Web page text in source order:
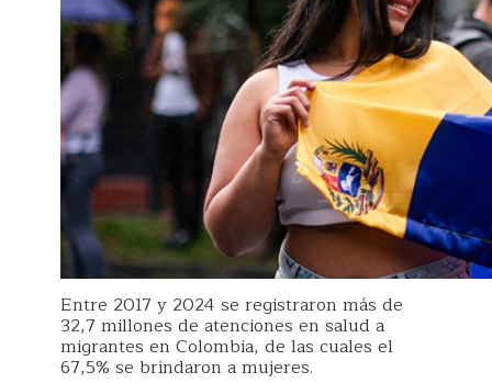
Entre 2017 y 2024 se registraron más de
32,7 millones de atenciones en salud a
migrantes en Colombia, de las cuales el
67,5% se brindaron a mujeres.